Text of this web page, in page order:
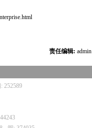
责任编辑: admin
252589